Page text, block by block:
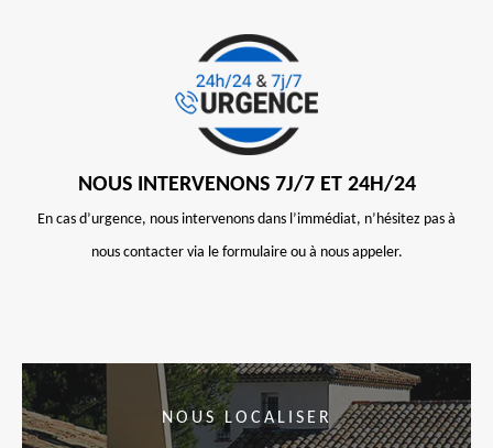
NOUS INTERVENONS 7J/7 ET 24H/24
En cas d’urgence, nous intervenons dans l’immédiat, n’hésitez pas à
nous contacter via le formulaire ou à nous appeler.
NOUS LOCALISER